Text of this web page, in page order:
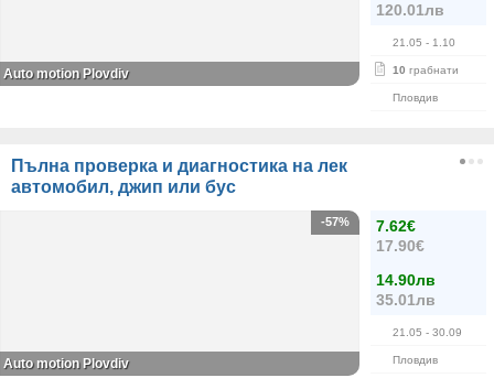
120.01лв
21.05 - 1.10
10 грабнати
Пловдив
Auto motion Plovdiv
Пълна проверка и диагностика на лек
автомобил, джип или бус
7.62€
17.90€
14.90лв
35.01лв
21.05 - 30.09
Пловдив
-57%
Auto motion Plovdiv